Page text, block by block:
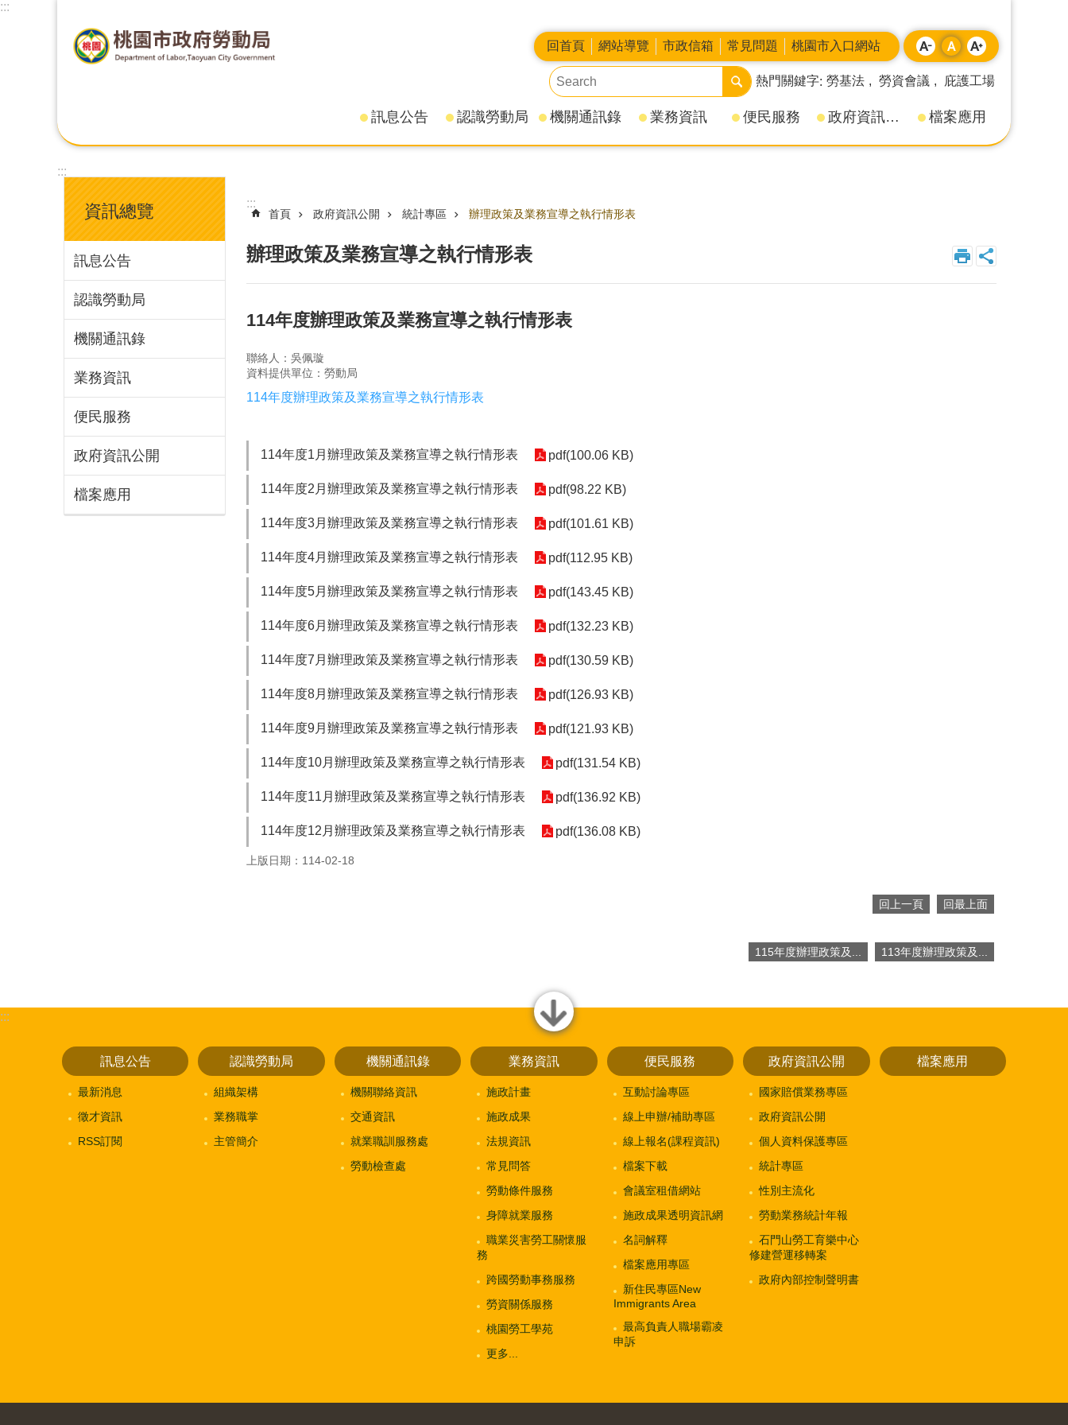
:::
回首頁 網站導覽 市政信箱 常見問題 桃園市入口網站
熱門關鍵字 勞基法 勞資會議 庇護工場
訊息公告 認識勞動局 機關通訊錄 業務資訊 便民服務 政府資訊公開 檔案應用
:::
資訊總覽
訊息公告
認識勞動局
機關通訊錄
業務資訊
便民服務
政府資訊公開
檔案應用
:::
首頁 政府資訊公開 統計專區 辦理政策及業務宣導之執行情形表
辦理政策及業務宣導之執行情形表
114年度辦理政策及業務宣導之執行情形表
聯絡人：吳佩璇
資料提供單位：勞動局
114年度辦理政策及業務宣導之執行情形表
114年度1月辦理政策及業務宣導之執行情形表 pdf(100.06 KB)
114年度2月辦理政策及業務宣導之執行情形表 pdf(98.22 KB)
114年度3月辦理政策及業務宣導之執行情形表 pdf(101.61 KB)
114年度4月辦理政策及業務宣導之執行情形表 pdf(112.95 KB)
114年度5月辦理政策及業務宣導之執行情形表 pdf(143.45 KB)
114年度6月辦理政策及業務宣導之執行情形表 pdf(132.23 KB)
114年度7月辦理政策及業務宣導之執行情形表 pdf(130.59 KB)
114年度8月辦理政策及業務宣導之執行情形表 pdf(126.93 KB)
114年度9月辦理政策及業務宣導之執行情形表 pdf(121.93 KB)
114年度10月辦理政策及業務宣導之執行情形表 pdf(131.54 KB)
114年度11月辦理政策及業務宣導之執行情形表 pdf(136.92 KB)
114年度12月辦理政策及業務宣導之執行情形表 pdf(136.08 KB)
上版日期：114-02-18
回上一頁 回最上面
115年度辦理政策及... 113年度辦理政策及...
close
:::
訊息公告
最新消息
徵才資訊
RSS訂閱
認識勞動局
組織架構
業務職掌
主管簡介
機關通訊錄
機關聯絡資訊
交通資訊
就業職訓服務處
勞動檢查處
業務資訊
施政計畫
施政成果
法規資訊
常見問答
勞動條件服務
身障就業服務
職業災害勞工關懷服
務
跨國勞動事務服務
勞資關係服務
桃園勞工學苑
更多...
便民服務
互動討論專區
線上申辦/補助專區
線上報名(課程資訊)
檔案下載
會議室租借網站
施政成果透明資訊網
名詞解釋
檔案應用專區
新住民專區New
Immigrants Area
最高負責人職場霸凌
申訴
政府資訊公開
國家賠償業務專區
政府資訊公開
個人資料保護專區
統計專區
性別主流化
勞動業務統計年報
石門山勞工育樂中心
修建營運移轉案
政府內部控制聲明書
檔案應用